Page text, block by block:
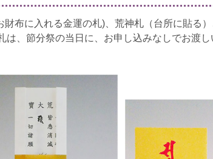
布に入れる金運の札)、荒神札（台所に貼る
、節分祭の当日に、お申し込みなしでお渡し